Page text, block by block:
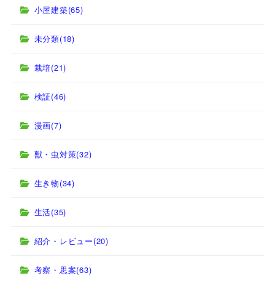
小屋建築(65)
未分類(18)
栽培(21)
検証(46)
漫画(7)
獣・虫対策(32)
生き物(34)
生活(35)
紹介・レビュー(20)
考察・思案(63)